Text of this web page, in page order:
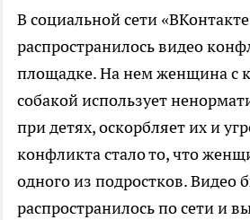
В социальной сети
распространилось видео
площадке. На нем женщина с
собакой использует
при детях, оскорбляет их и
конфликта стало то, что
одного из подростков. Видео
распространилось по сети и